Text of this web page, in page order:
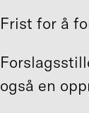
Frist for å
også en